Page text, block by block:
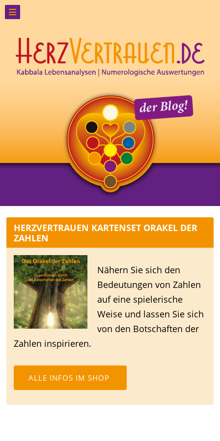
HERZVERTRAUEN KARTENSET ORAKEL DER
ZAHLEN
Nähern Sie sich den
Bedeutungen von Zahlen
auf eine spielerische
Weise und lassen Sie sich
von den Botschaften der
Zahlen inspirieren.
ALLE INFOS IM SHOP